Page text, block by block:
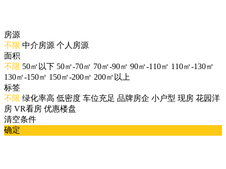
房源
不限 中介房源 个人房源
面积
不限 50㎡以下 50㎡-70㎡ 70㎡-90㎡ 90㎡-110㎡ 110㎡-130㎡
130㎡-150㎡ 150㎡-200㎡ 200㎡以上
标签
不限 绿化率高 低密度 车位充足 品牌房企 小户型 现房 花园洋
房 VR看房 优惠楼盘
清空条件
确定